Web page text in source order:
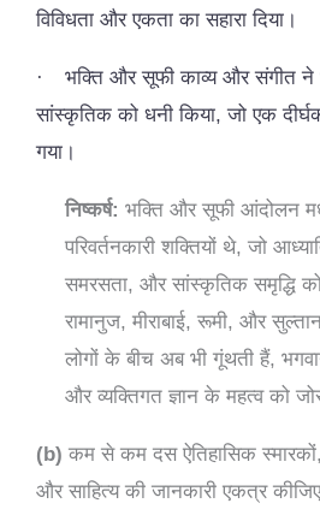
विविधता और एकता का सहारा दिया।
·
भक्ति और सूफी काव्य और संगीत ने
सांस्कृतिक को धनी किया, जो एक
गया।
निष्कर्ष: भक्ति और सूफी आंदोलन
परिवर्तनकारी शक्तियों थे, जो
समरसता, और सांस्कृतिक समृद्धि
रामानुज, मीराबाई, रूमी, और
लोगों के बीच अब भी गूंथती हैं,
और व्यक्तिगत ज्ञान के महत्व को
(b) कम से कम दस ऐतिहासिक स्मारकों,
और साहित्य की जानकारी एकत्र